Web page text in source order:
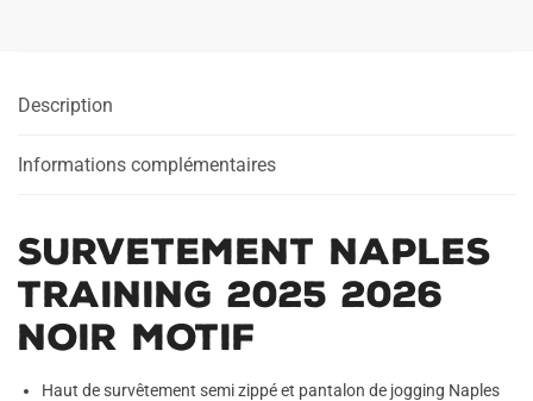
Description
Informations complémentaires
Survetement Naples
Training 2025 2026
Noir Motif
Haut de survêtement semi zippé et pantalon de jogging Naples